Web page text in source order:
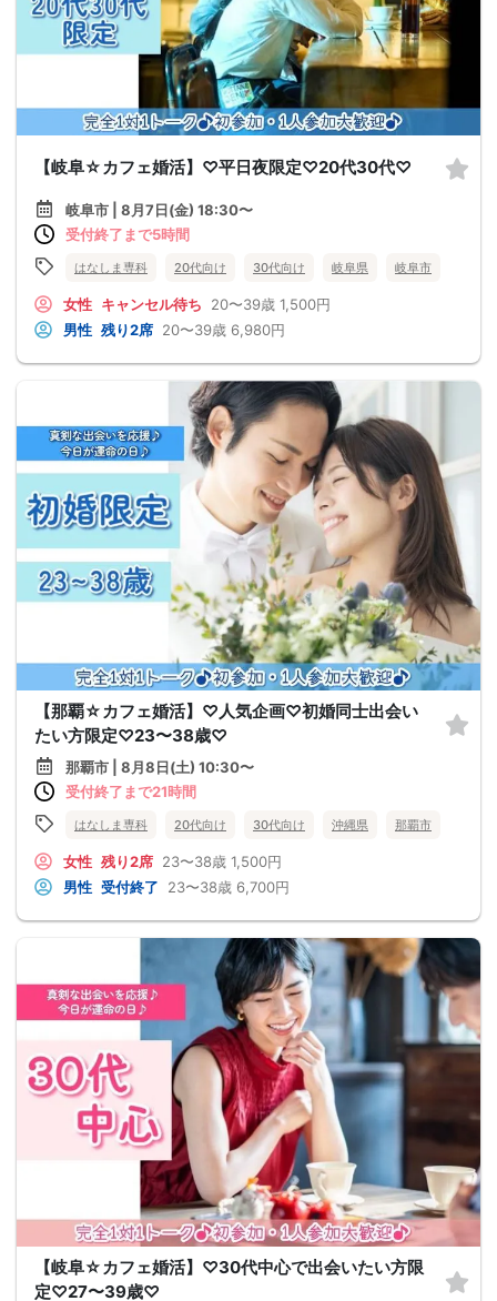
【岐阜☆カフェ婚活】♡平日夜限定♡20代30代♡
岐阜市 | 8月7日(金) 18:30〜
受付終了まで5時間
はなしま専科 20代向け 30代向け 岐阜県 岐阜市
女性 キャンセル待ち 20〜39歳 1,500円
男性 残り2席 20〜39歳 6,980円
【那覇☆カフェ婚活】♡人気企画♡初婚同士出会い
たい方限定♡23〜38歳♡
那覇市 | 8月8日(土) 10:30〜
受付終了まで21時間
はなしま専科 20代向け 30代向け 沖縄県 那覇市
女性 残り2席 23〜38歳 1,500円
男性 受付終了 23〜38歳 6,700円
【岐阜☆カフェ婚活】♡30代中心で出会いたい方限
定♡27〜39歳♡